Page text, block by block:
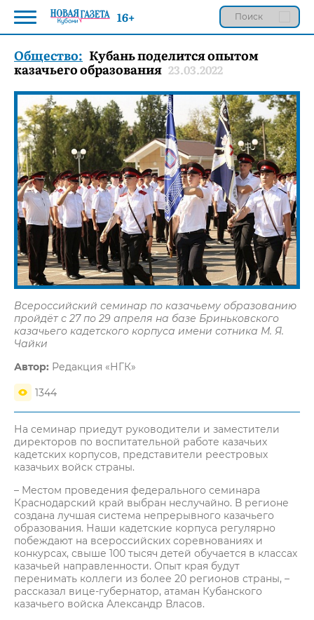
Общество: Кубань поделится опытом
казачьего образования 23.03.2022
Всероссийский семинар по казачьему образованию
пройдёт с 27 по 29 апреля на базе Бриньковского
казачьего кадетского корпуса имени сотника М. Я.
Чайки
Автор: Редакция «НГК»
1344
На семинар приедут руководители и заместители
директоров по воспитательной работе казачьих
кадетских корпусов, представители реестровых
казачьих войск страны.
– Местом проведения федерального семинара
Краснодарский край выбран неслучайно. В регионе
создана лучшая система непрерывного казачьего
образования. Наши кадетские корпуса регулярно
побеждают на всероссийских соревнованиях и
конкурсах, свыше 100 тысяч детей обучается в классах
казачьей направленности. Опыт края будут
перенимать коллеги из более 20 регионов страны, –
рассказал вице-губернатор, атаман Кубанского
казачьего войска Александр Власов.
16+